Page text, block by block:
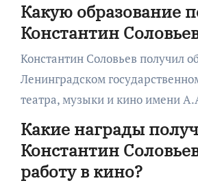
Какую образование
Константин
Константин Соловьев получил
Ленинградском
театра, музыки и кино имени
Какие награды
Константин
работу в кино?